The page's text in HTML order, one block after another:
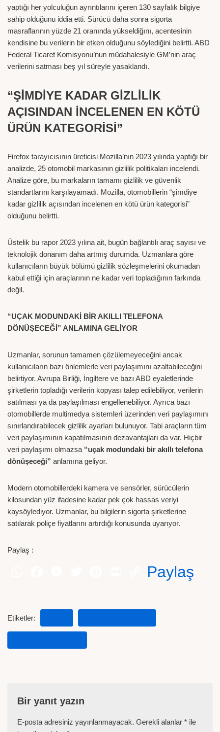
yaptığı her yolculuğun ayrıntılarını içeren 130 sayfalık bilgiye
sahip olduğunu iddia etti. Sürücü daha sonra sigorta
masraflarının yüzde 21 oranında yükseldiğını, acentesinin
kendisine bu verilerin bir etken olduğunu söylediğini belirtti. ABD
Federal Ticaret Komisyonu’nun müdahalesiyle GM’nin araç
verilerini satması beş yıl süreyle yasaklandı.
“ŞİMDİYE KADAR GİZLİLİK
AÇISINDAN İNCELENEN EN KÖTÜ
ÜRÜN KATEGORİSİ”
Firefox tarayıcısının üreticisi Mozilla’nın 2023 yılında yaptığı bir
analizde, 25 otomobil markasının gizlilik politikaları incelendi.
Analize göre, bu markaların tamamı gizlilik ve güvenlik
standartlarını karşılayamadı. Mozilla, otomobillerin “şimdiye
kadar gizlilik açısından incelenen en kötü ürün kategorisi”
olduğunu belirtti.
Üstelik bu rapor 2023 yılına ait, bugün bağlantılı araç sayısı ve
teknolojik donanım daha artmış durumda. Uzmanlara göre
kullanıcıların büyük bölümü gizlilik sözleşmelerini okumadan
kabul ettiği için araçlarının ne kadar veri topladığının farkında
değil.
“UÇAK MODUNDAKİ BİR AKILLI TELEFONA
DÖNÜŞECEĞİ” ANLAMINA GELİYOR
Uzmanlar, sorunun tamamen çözülemeyeceğini ancak
kullanıcıların bazı önlemlerle veri paylaşımını azaltabileceğini
belirtiyor. Avrupa Birliği, İngiltere ve bazı ABD eyaletlerinde
şirketlerin topladığı verilerin kopyası talep edilebiliyor, verilerin
satılması ya da paylaşılması engellenebiliyor. Ayrıca bazı
otomobillerde multimedya sistemleri üzerinden veri paylaşımını
sınırlandırabilecek gizlilik ayarları bulunuyor. Tabi araçların tüm
veri paylaşımının kapatılmasının dezavantajları da var. Hiçbir
veri paylaşımı olmazsa “uçak modundaki bir akıllı telefona
dönüşeceği” anlamına geliyor.
Modern otomobillerdeki kamera ve sensörler, sürücülerin
kilosundan yüz ifadesine kadar pek çok hassas veriyi
kaysöylediyor. Uzmanlar, bu bilgilerin sigorta şirketlerine
satılarak poliçe fiyatlarını artırdığı konusunda uyarıyor.
Paylaş :
Paylaş
Etiketler:
Bir yanıt yazın
E-posta adresiniz yayınlanmayacak. Gerekli alanlar * ile